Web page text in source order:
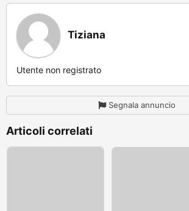
Tiziana
Utente non registrato
Segnala annuncio
Articoli correlati